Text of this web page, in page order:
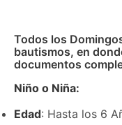
Todos los
bautismos, en
documentos
Niño o Niña:
Edad: Hasta los 6